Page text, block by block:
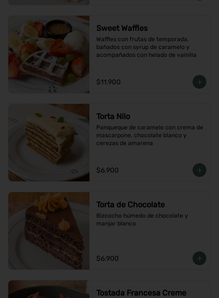
Sweet Waffles
Waffles con frutas de temporada,
bañados con syrup de caramelo y
acompañados con helado de vainilla
$11.900
Torta Nilo
Panqueque de caramelo con crema de
mascarpone, chocolate blanco y
cerezas de amarena
$6.900
Torta de Chocolate
Bizcocho húmedo de chocolate y
manjar blanco
$6.900
Tostada Francesa Creme